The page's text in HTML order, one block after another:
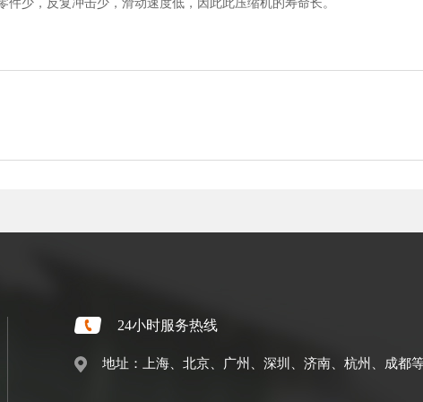
24小时服务热线
地址：上海、北京、广州、深圳、济南、杭州、成都